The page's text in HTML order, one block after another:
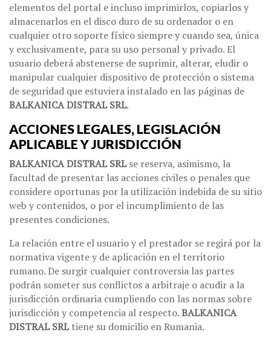
elementos del portal e incluso imprimirlos, copiarlos y
almacenarlos en el disco duro de su ordenador o en
cualquier otro soporte físico siempre y cuando sea, única
y exclusivamente, para su uso personal y privado. El
usuario deberá abstenerse de suprimir, alterar, eludir o
manipular cualquier dispositivo de protección o sistema
de seguridad que estuviera instalado en las páginas de
BALKANICA DISTRAL SRL.
ACCIONES LEGALES, LEGISLACIÓN
APLICABLE Y JURISDICCIÓN
BALKANICA DISTRAL SRLse reserva, asimismo, la
facultad de presentar las acciones civiles o penales que
considere oportunas por la utilización indebida de su sitio
web y contenidos, o por el incumplimiento de las
presentes condiciones.
La relación entre el usuario y el prestador se regirá por la
normativa vigente y de aplicación en el territorio
rumano. De surgir cualquier controversia las partes
podrán someter sus conflictos a arbitraje o acudir a la
jurisdicción ordinaria cumpliendo con las normas sobre
jurisdicción y competencia al respecto.BALKANICA
DISTRAL SRLtiene su domicilio en Rumania.